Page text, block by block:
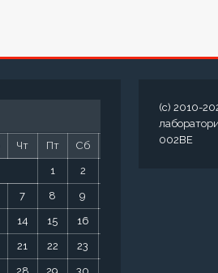
Чт Пт Сб
1 2
7 8 9
14 15 16
21 22 23
(c) 2010-
002BE